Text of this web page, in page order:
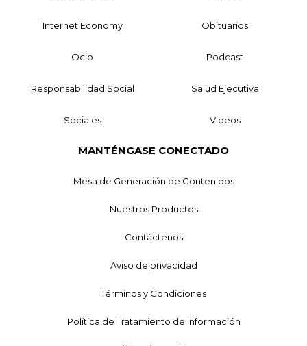
Internet Economy Obituarios
Ocio Podcast
Responsabilidad Social Salud Ejecutiva
Sociales Videos
MANTÉNGASE CONECTADO
Mesa de Generación de Contenidos
Nuestros Productos
Contáctenos
Aviso de privacidad
Términos y Condiciones
Política de Tratamiento de Información